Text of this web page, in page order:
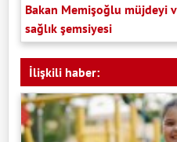
Bakan Memişoğlu müjdeyi
sağlık şemsiyesi
İlişkili haber: